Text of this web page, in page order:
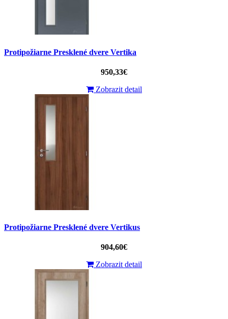
Protipožiarne Presklené dvere Vertika
950,33€
Zobrazit detail
Protipožiarne Presklené dvere Vertikus
904,60€
Zobrazit detail